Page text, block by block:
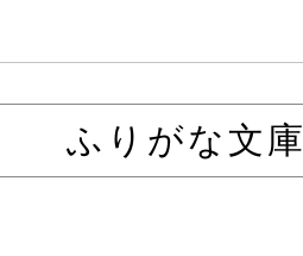
ふりがな文庫